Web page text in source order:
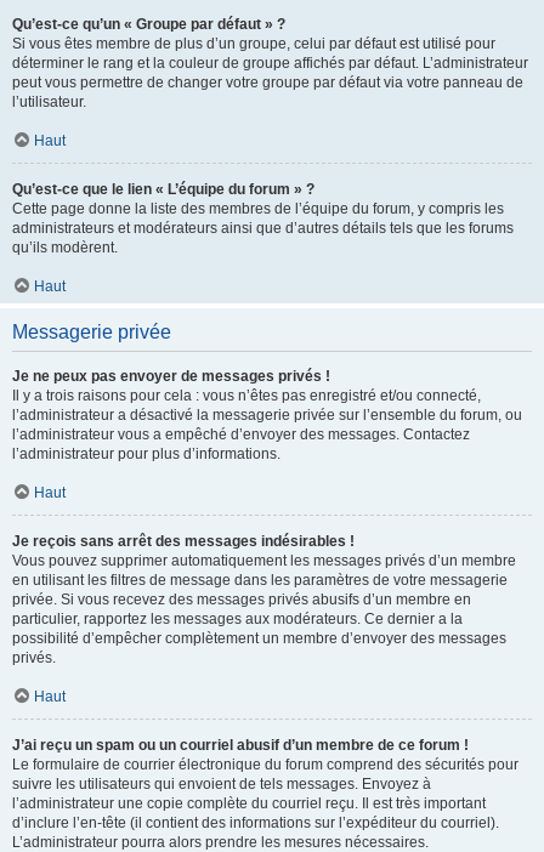
Qu’est-ce qu’un « Groupe par défaut » ?
Si vous êtes membre de plus d’un groupe, celui par défaut est utilisé pour
déterminer le rang et la couleur de groupe affichés par défaut. L’administrateur
peut vous permettre de changer votre groupe par défaut via votre panneau de
l’utilisateur.
Haut
Qu’est-ce que le lien « L’équipe du forum » ?
Cette page donne la liste des membres de l’équipe du forum, y compris les
administrateurs et modérateurs ainsi que d’autres détails tels que les forums
qu’ils modèrent.
Haut
Messagerie privée
Je ne peux pas envoyer de messages privés !
Il y a trois raisons pour cela : vous n’êtes pas enregistré et/ou connecté,
l’administrateur a désactivé la messagerie privée sur l’ensemble du forum, ou
l’administrateur vous a empêché d’envoyer des messages. Contactez
l’administrateur pour plus d’informations.
Haut
Je reçois sans arrêt des messages indésirables !
Vous pouvez supprimer automatiquement les messages privés d’un membre
en utilisant les filtres de message dans les paramètres de votre messagerie
privée. Si vous recevez des messages privés abusifs d’un membre en
particulier, rapportez les messages aux modérateurs. Ce dernier a la
possibilité d’empêcher complètement un membre d’envoyer des messages
privés.
Haut
J’ai reçu un spam ou un courriel abusif d’un membre de ce forum !
Le formulaire de courrier électronique du forum comprend des sécurités pour
suivre les utilisateurs qui envoient de tels messages. Envoyez à
l’administrateur une copie complète du courriel reçu. Il est très important
d’inclure l’en-tête (il contient des informations sur l’expéditeur du courriel).
L’administrateur pourra alors prendre les mesures nécessaires.